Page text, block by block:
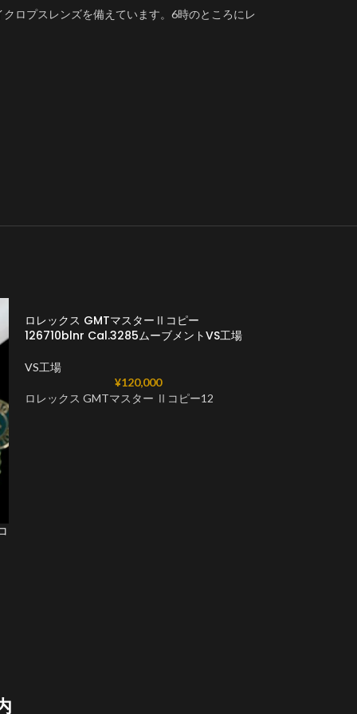
ロプスレンズを備えています。6時のところにレ
ロレックス GMTマスターⅡコピー
126710blnr Cal.3285ムーブメントVS工場
VS工場
¥120,000
ロレックス GMTマスター Ⅱコピー12